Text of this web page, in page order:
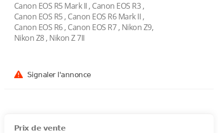
Canon EOS R5 Mark II , Canon EOS R3 ,
Canon EOS R5 , Canon EOS R6 Mark II ,
Canon EOS R6 , Canon EOS R7 , Nikon Z9,
Nikon Z8 , Nikon Z 7II
Signaler l'annonce
Prix de vente